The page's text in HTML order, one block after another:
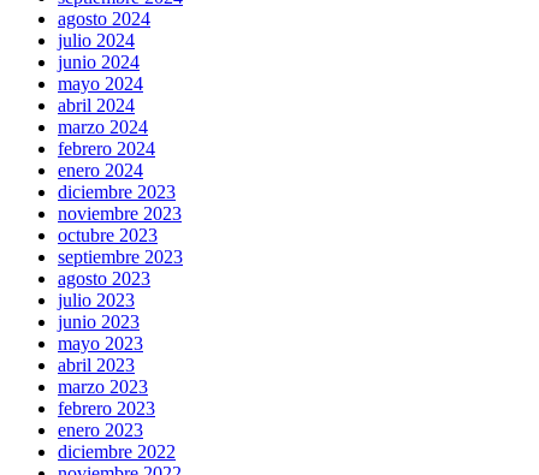
agosto 2024
julio 2024
junio 2024
mayo 2024
abril 2024
marzo 2024
febrero 2024
enero 2024
diciembre 2023
noviembre 2023
octubre 2023
septiembre 2023
agosto 2023
julio 2023
junio 2023
mayo 2023
abril 2023
marzo 2023
febrero 2023
enero 2023
diciembre 2022